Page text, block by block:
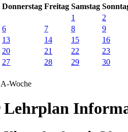
Donnerstag Freitag Samstag So
1
2
6 7 8
9
13 14 15
16
20 21 22
23
27 28 29
30
Woche
Lehrplan